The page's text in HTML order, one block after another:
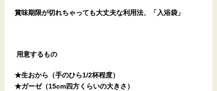
賞味期限が切れちゃっても大丈夫な利用法、「入浴袋」
用意するもの
★生おから（手のひら1/2杯程度）
★ガーゼ（15cm四方くらいの大きさ）